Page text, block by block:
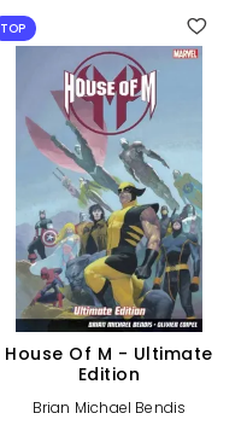
TOP
House Of M - Ultimate
Edition
Brian Michael Bendis